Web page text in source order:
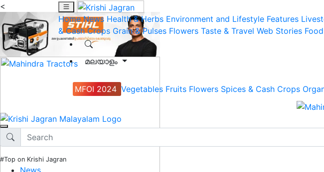
<
Home News Health & Herbs Environment and Lifestyle Features
& Cash Crops Grain & Pulses Flowers Taste & Travel Web Stories
മലയാളം
MFOI 2024 Vegetables Fruits Flowers Spices & Cash Crops
#Top on Krishi Jagran